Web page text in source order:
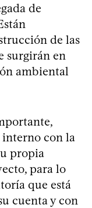
de
de las
surgirán en
ambiental
interno con la
propia
para lo
que está
cuenta y con